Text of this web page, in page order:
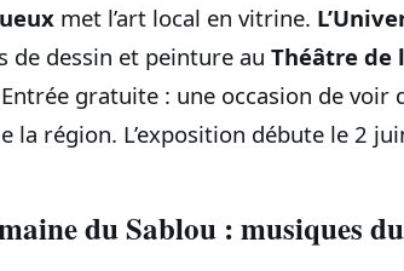
met l’art local en vitrine.
de dessin et peinture au Théâtre de
Entrée gratuite : une occasion de
la région. L’exposition débute le 2
du Sablou : musiques